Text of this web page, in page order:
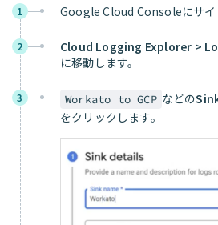
1 Google Cloud Consoleにサイ
2
Cloud Logging Explorer >
に移動します。
3 Workato to GCP などの
をクリックします。